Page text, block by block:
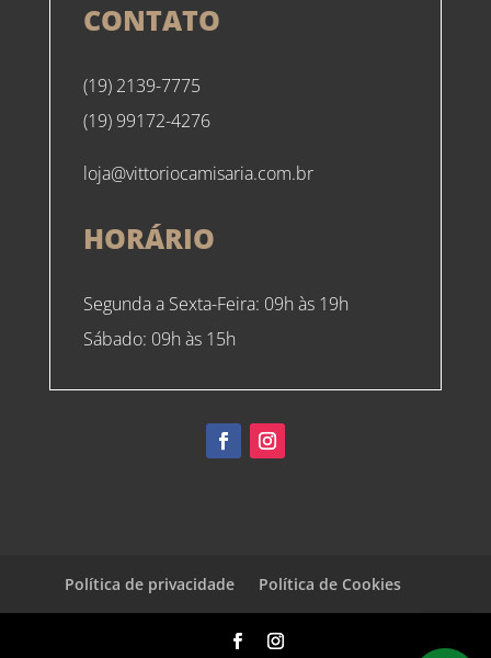
CONTATO
(19) 2139-7775
(19) 99172-4276
loja@vittoriocamisaria.com.br
HORÁRIO
Segunda a Sexta-Feira: 09h às 19h
Sábado: 09h às 15h
Política de privacidade Política de Cookies